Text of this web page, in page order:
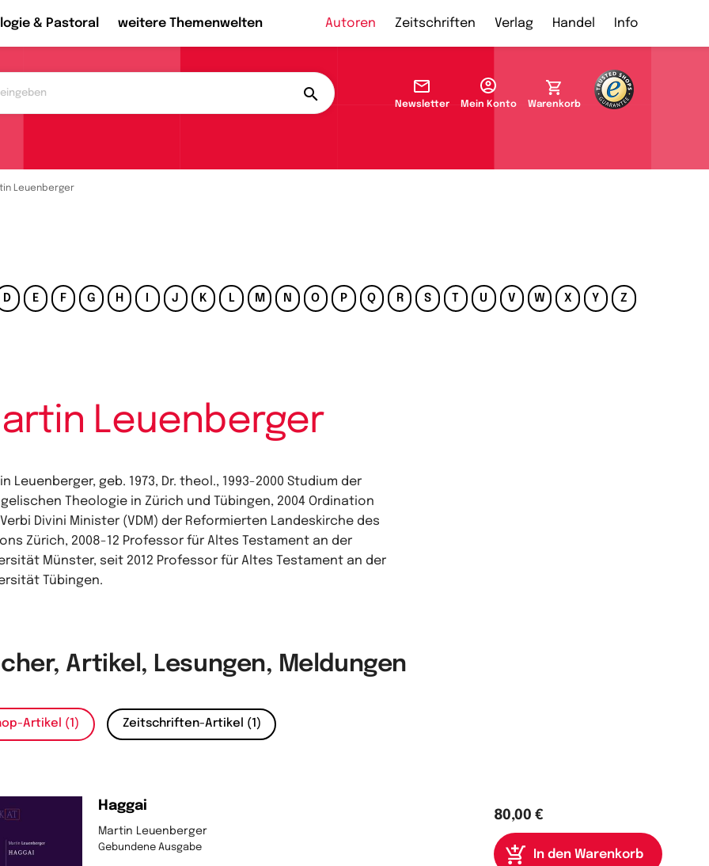
& Pastoral weitere Themenwelten Autoren Zeitschriften Verlag Handel Info
Newsletter Mein Konto Warenkorb
Leuenberger
D E F G H J K L M N O P Q R S T U V W X Y Z
Leuenberger
Leuenberger, geb. 1973, Dr. theol., 1993-2000 Studium der
Theologie in Zürich und Tübingen, 2004 Ordination
Divini Minister (VDM) der Reformierten Landeskirche des
Zürich, 2008-12 Professor für Altes Testament an der
Münster, seit 2012 Professor für Altes Testament an der
Tübingen.
Artikel, Lesungen, Meldungen
Artikel (1) Zeitschriften-Artikel (1)
Haggai
Martin Leuenberger
Gebundene Ausgabe
80,00 €